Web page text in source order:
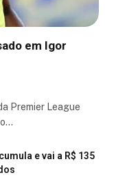
em Igor
Premier League
e vai a R$ 135